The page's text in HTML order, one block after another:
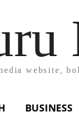
website,
BUSINESS